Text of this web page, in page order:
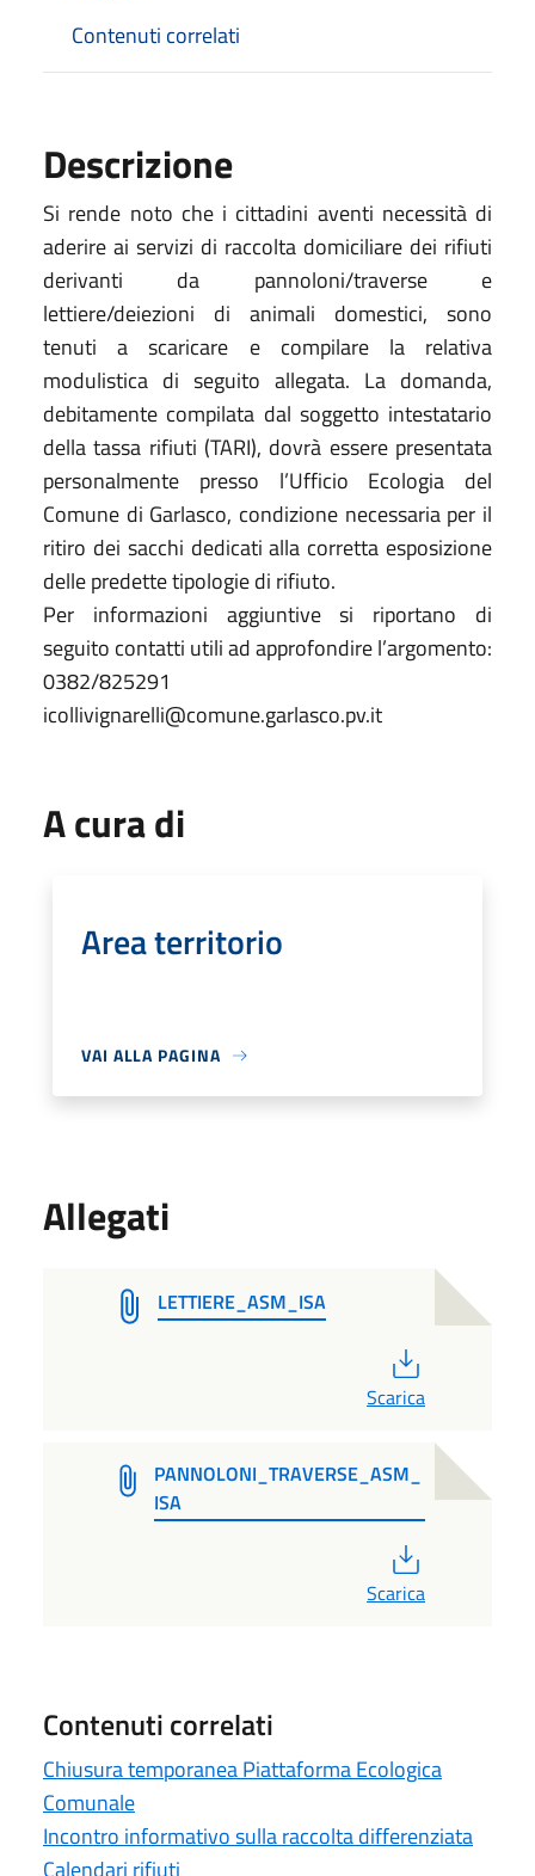
Contenuti correlati
Descrizione
Si rende noto che i cittadini aventi necessità di
aderire ai servizi di raccolta domiciliare dei rifiuti
derivanti da pannoloni/traverse e
lettiere/deiezioni di animali domestici, sono
tenuti a scaricare e compilare la relativa
modulistica di seguito allegata. La domanda,
debitamente compilata dal soggetto intestatario
della tassa rifiuti (TARI), dovrà essere presentata
personalmente presso l’Ufficio Ecologia del
Comune di Garlasco, condizione necessaria per il
ritiro dei sacchi dedicati alla corretta esposizione
delle predette tipologie di rifiuto.
Per informazioni aggiuntive si riportano di
seguito contatti utili ad approfondire l’argomento:
0382/825291
icollivignarelli@comune.garlasco.pv.it
A cura di
Area territorio
VAI ALLA PAGINA
Allegati
LETTIERE_ASM_ISA
Scarica
PANNOLONI_TRAVERSE_ASM_
ISA
Scarica
Contenuti correlati
Chiusura temporanea Piattaforma Ecologica
Comunale
Incontro informativo sulla raccolta differenziata
Calendari rifiuti